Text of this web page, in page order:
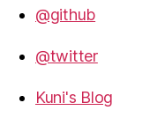
@github
@twitter
Kuni's Blog